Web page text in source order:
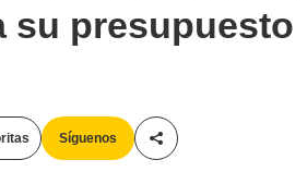
su presupuesto
Síguenos
Compartir esta